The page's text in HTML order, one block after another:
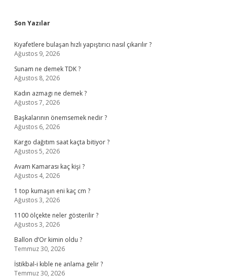
Sidebar
Son Yazılar
Kıyafetlere bulaşan hızlı yapıştırıcı nasıl çıkarılır ?
Ağustos 9, 2026
Sunam ne demek TDK ?
Ağustos 8, 2026
Kadın azmagı ne demek ?
Ağustos 7, 2026
Başkalarının önemsemek nedir ?
Ağustos 6, 2026
Kargo dağıtım saat kaçta bitiyor ?
Ağustos 5, 2026
Avam Kamarası kaç kişi ?
Ağustos 4, 2026
1 top kumaşın eni kaç cm ?
Ağustos 3, 2026
1100 ölçekte neler gösterilir ?
Ağustos 3, 2026
Ballon d’Or kimin oldu ?
Temmuz 30, 2026
İstikbal-i kıble ne anlama gelir ?
Temmuz 30, 2026